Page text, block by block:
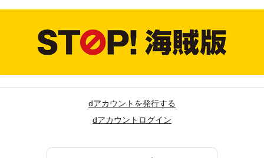
dアカウントを発行する
dアカウントログイン